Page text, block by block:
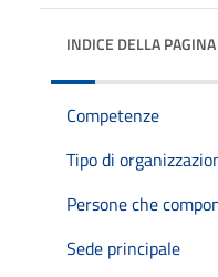
INDICE DELLA PAGINA
Competenze
Tipo di
Persone che
Sede principale